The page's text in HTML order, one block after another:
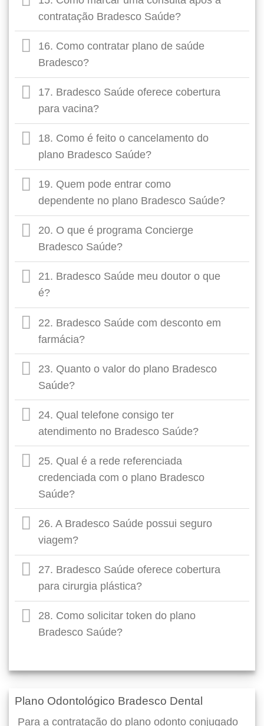
contratação Bradesco Saúde?
16. Como contratar plano de saúde
Bradesco?
17. Bradesco Saúde oferece cobertura
para vacina?
18. Como é feito o cancelamento do
plano Bradesco Saúde?
19. Quem pode entrar como
dependente no plano Bradesco Saúde?
20. O que é programa Concierge
Bradesco Saúde?
21. Bradesco Saúde meu doutor o que
é?
22. Bradesco Saúde com desconto em
farmácia?
23. Quanto o valor do plano Bradesco
Saúde?
24. Qual telefone consigo ter
atendimento no Bradesco Saúde?
25. Qual é a rede referenciada
credenciada com o plano Bradesco
Saúde?
26. A Bradesco Saúde possui seguro
viagem?
27. Bradesco Saúde oferece cobertura
para cirurgia plástica?
28. Como solicitar token do plano
Bradesco Saúde?
Plano Odontológico Bradesco Dental
Para a contratação do plano odonto conjugado